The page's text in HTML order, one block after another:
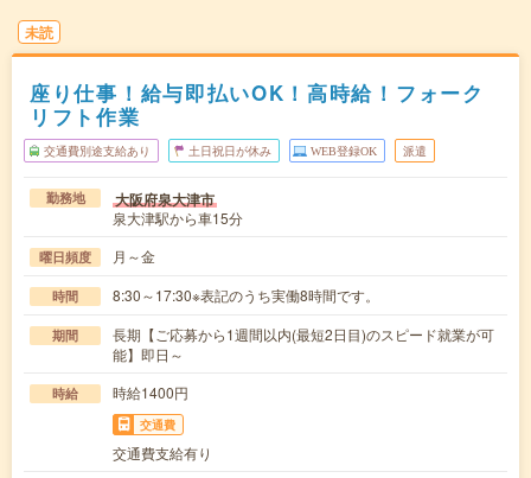
未読
座り仕事！給与即払いOK！高時給！フォーク
リフト作業
交通費別途支給あり 土日祝日が休み WEB登録OK 派遣
勤務地 大阪府泉大津市
泉大津駅から車15分
曜日頻度 月～金
時間 8:30～17:30※表記のうち実働8時間です。
期間
長期【ご応募から1週間以内(最短2日目)のスピード就業が可
能】即日～
時給 時給1400円
交通費
交通費支給有り